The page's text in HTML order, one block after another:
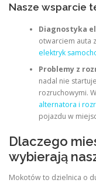
Nasze wsparcie
Diagnostyka
otwarciem auta
elektryk
Problemy z
nadal nie
rozruchowymi.
alternatora i
pojazdu w
Dlaczego
wybierają
Mokotów to dzielnica o